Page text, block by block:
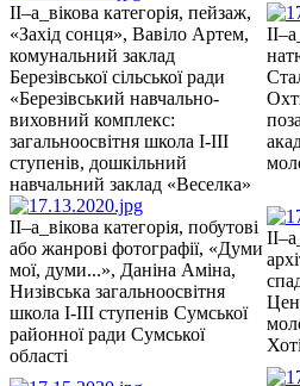
ІІ–а_вікова категорія, пейзаж,
«Захід сонця», Вавіло Артем,
комунальний заклад
Березівської сільської ради
«Березівський навчально-
виховний комплекс:
загальноосвітня школа І-ІІІ
ступенів, дошкільний
навчальний заклад «Веселка»
ІІ–а_вікова категорія, побутові
або жанрові фотографії, «Думи
мої, думи...», Даніна Аміна,
Низівська загальноосвітня
школа І-ІІІ ступенів Сумської
районної ради Сумської
області